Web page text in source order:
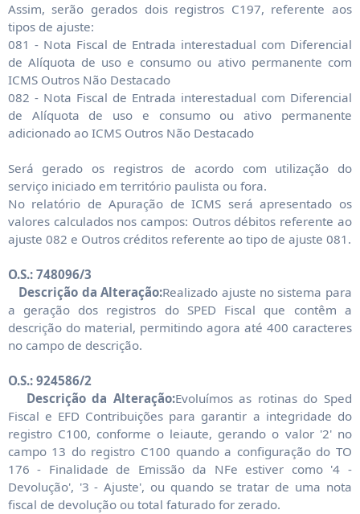
Assim, serão gerados dois registros C197, referente aos
tipos de ajuste:
081 - Nota Fiscal de Entrada interestadual com Diferencial
de Alíquota de uso e consumo ou ativo permanente com
ICMS Outros Não Destacado
082 - Nota Fiscal de Entrada interestadual com Diferencial
de Alíquota de uso e consumo ou ativo permanente
adicionado ao ICMS Outros Não Destacado
Será gerado os registros de acordo com utilização do
serviço iniciado em território paulista ou fora.
No relatório de Apuração de ICMS será apresentado os
valores calculados nos campos: Outros débitos referente ao
ajuste 082 e Outros créditos referente ao tipo de ajuste 081.
O.S.: 748096/3
Descrição da Alteração:Realizado ajuste no sistema para
a geração dos registros do SPED Fiscal que contêm a
descrição do material, permitindo agora até 400 caracteres
no campo de descrição.
O.S.: 924586/2
Descrição da Alteração:Evoluímos as rotinas do Sped
Fiscal e EFD Contribuições para garantir a integridade do
registro C100, conforme o leiaute, gerando o valor '2' no
campo 13 do registro C100 quando a configuração do TO
176 - Finalidade de Emissão da NFe estiver como '4 -
Devolução', '3 - Ajuste', ou quando se tratar de uma nota
fiscal de devolução ou total faturado for zerado.